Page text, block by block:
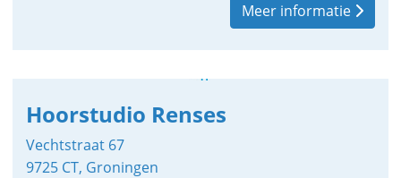
Meer informatie
Hoorstudio Renses
Vechtstraat 67
9725 CT, Groningen